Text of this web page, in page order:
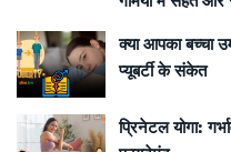
क्या आपका बच्चा
प्यूबर्टी के संकेत
प्रिनेटल योगा: